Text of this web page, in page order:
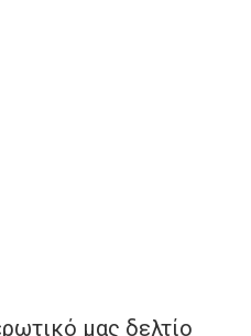
μας δελτίο